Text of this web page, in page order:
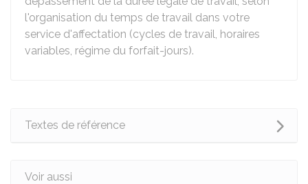
l'organisation du temps de travail dans votre
service d'affectation (cycles de travail, horaires
variables, régime du forfait-jours).
Textes de référence
Voir aussi